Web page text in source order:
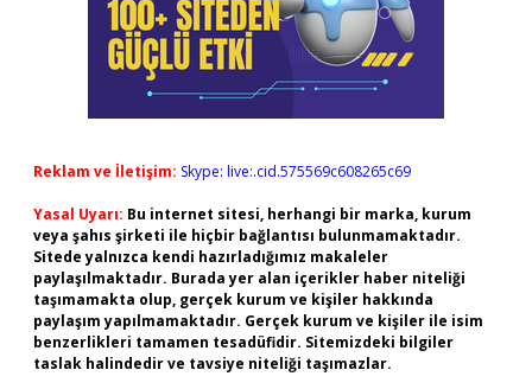
Reklam ve İletişim: Skype: live:.cid.575569c608265c69
Yasal Uyarı: Bu internet sitesi, herhangi bir marka, kurum
veya şahıs şirketi ile hiçbir bağlantısı bulunmamaktadır.
Sitede yalnızca kendi hazırladığımız makaleler
paylaşılmaktadır. Burada yer alan içerikler haber niteliği
taşımamakta olup, gerçek kurum ve kişiler hakkında
paylaşım yapılmamaktadır. Gerçek kurum ve kişiler ile isim
benzerlikleri tamamen tesadüfidir. Sitemizdeki bilgiler
taslak halindedir ve tavsiye niteliği taşımazlar.